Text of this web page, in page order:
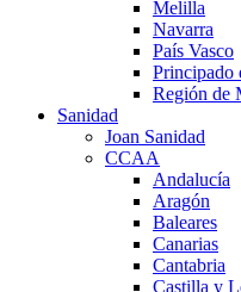
Melilla
Navarra
País Vasco
Principado
Región de
Sanidad
Joan Sanidad
CCAA
Andalucía
Aragón
Baleares
Canarias
Cantabria
Castilla y